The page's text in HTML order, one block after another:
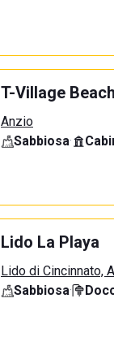
T-Village Beach
Anzio
Sabbiosa·
Lido La Playa
Lido di Cincinnato,
Sabbiosa·